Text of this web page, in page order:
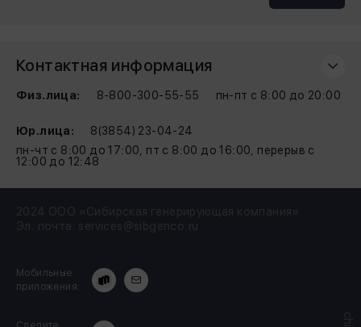
Контактная информация
Физ.лица: 8-800-300-55-55 пн-пт с 8:00 до 20:00
Юр.лица:
8(3854) 23-04-24
пн-чт с 8:00 до 17:00, пт с 8:00 до 16:00, перерыв с
12:00 до 12:48
Мобильные
приложения: